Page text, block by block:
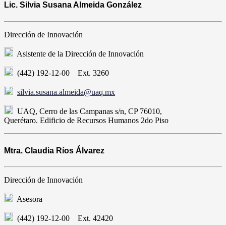
Lic. Silvia Susana Almeida González
Dirección de Innovación
Asistente de la Dirección de Innovación
(442) 192-12-00 Ext. 3260
silvia.susana.almeida@uaq.mx
UAQ, Cerro de las Campanas s/n, CP 76010,
Querétaro. Edificio de Recursos Humanos 2do Piso
Mtra. Claudia Ríos Álvarez
Dirección de Innovación
Asesora
(442) 192-12-00 Ext. 42420